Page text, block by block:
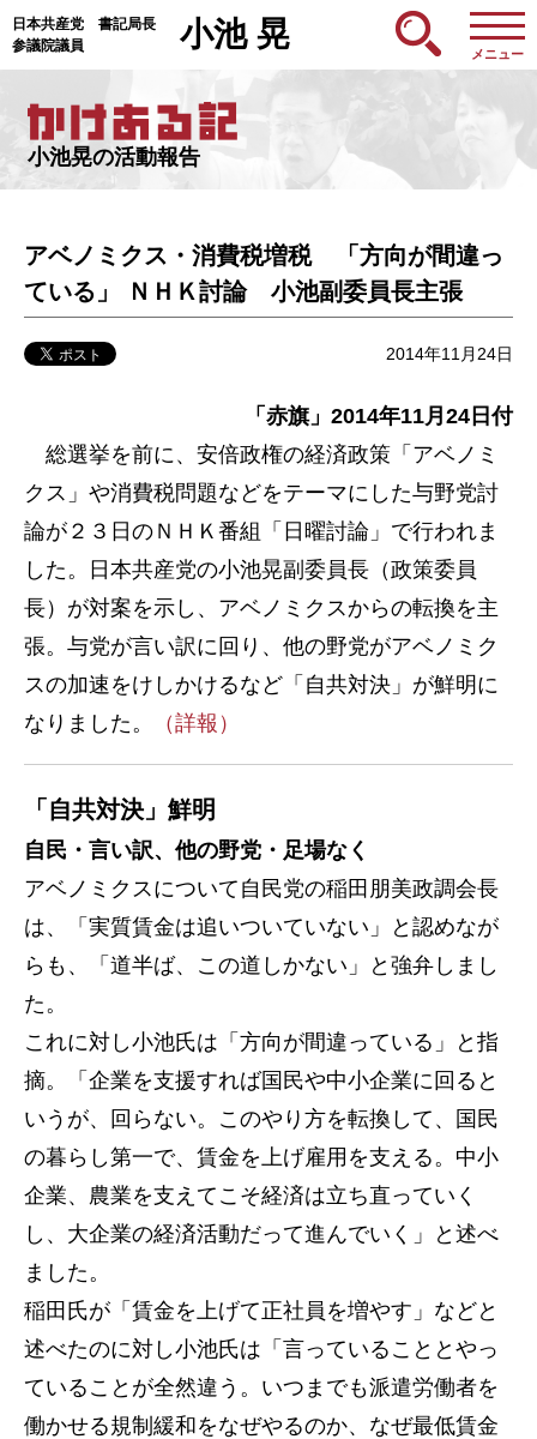
日本共産党 書記局長
参議院議員
小池 晃
メニュー
小池晃の活動報告
アベノミクス・消費税増税 「方向が間違っ
ている」 ＮＨＫ討論 小池副委員長主張
2014年11月24日
「赤旗」2014年11月24日付
総選挙を前に、安倍政権の経済政策「アベノミ
クス」や消費税問題などをテーマにした与野党討
論が２３日のＮＨＫ番組「日曜討論」で行われま
した。日本共産党の小池晃副委員長（政策委員
長）が対案を示し、アベノミクスからの転換を主
張。与党が言い訳に回り、他の野党がアベノミク
スの加速をけしかけるなど「自共対決」が鮮明に
なりました。
（詳報）
「自共対決」鮮明
自民・言い訳、他の野党・足場なく
アベノミクスについて自民党の稲田朋美政調会長
は、「実質賃金は追いついていない」と認めなが
らも、「道半ば、この道しかない」と強弁しまし
た。
これに対し小池氏は「方向が間違っている」と指
摘。「企業を支援すれば国民や中小企業に回ると
いうが、回らない。このやり方を転換して、国民
の暮らし第一で、賃金を上げ雇用を支える。中小
企業、農業を支えてこそ経済は立ち直っていく
し、大企業の経済活動だって進んでいく」と述べ
ました。
稲田氏が「賃金を上げて正社員を増やす」などと
述べたのに対し小池氏は「言っていることとやっ
ていることが全然違う。いつまでも派遣労働者を
働かせる規制緩和をなぜやるのか、なぜ最低賃金